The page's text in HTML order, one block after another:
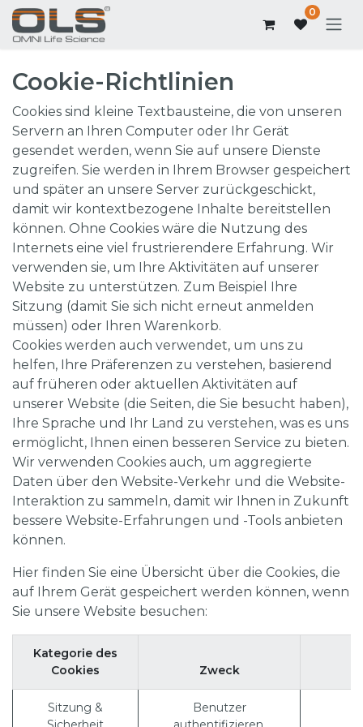
0
Cookie-Richtlinien
Cookies sind kleine Textbausteine, die von unseren
Servern an Ihren Computer oder Ihr Gerät
gesendet werden, wenn Sie auf unsere Dienste
zugreifen. Sie werden in Ihrem Browser gespeichert
und später an unsere Server zurückgeschickt,
damit wir kontextbezogene Inhalte bereitstellen
können. Ohne Cookies wäre die Nutzung des
Internets eine viel frustrierendere Erfahrung. Wir
verwenden sie, um Ihre Aktivitäten auf unserer
Website zu unterstützen. Zum Beispiel Ihre
Sitzung (damit Sie sich nicht erneut anmelden
müssen) oder Ihren Warenkorb.
Cookies werden auch verwendet, um uns zu
helfen, Ihre Präferenzen zu verstehen, basierend
auf früheren oder aktuellen Aktivitäten auf
unserer Website (die Seiten, die Sie besucht haben),
Ihre Sprache und Ihr Land zu verstehen, was es uns
ermöglicht, Ihnen einen besseren Service zu bieten.
Wir verwenden Cookies auch, um aggregierte
Daten über den Website-Verkehr und die Website-
Interaktion zu sammeln, damit wir Ihnen in Zukunft
bessere Website-Erfahrungen und -Tools anbieten
können.
Hier finden Sie eine Übersicht über die Cookies, die
auf Ihrem Gerät gespeichert werden können, wenn
Sie unsere Website besuchen:
Kategorie des
Cookies
Zweck
Sitzung &
Benutzer